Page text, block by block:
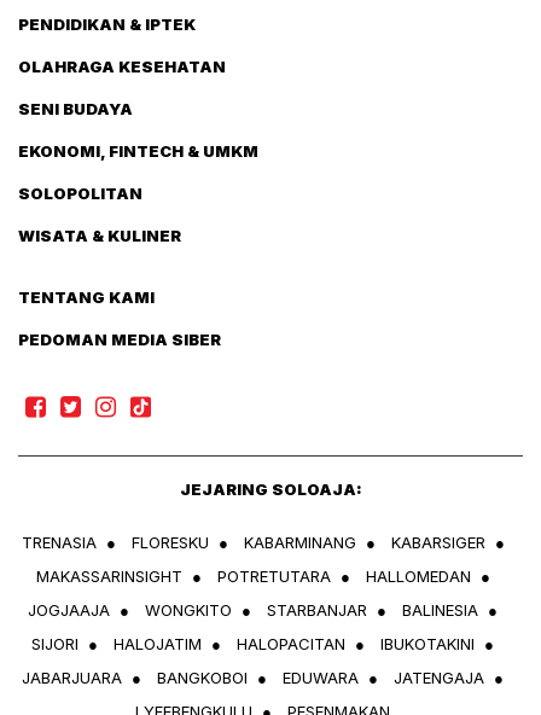
PENDIDIKAN & IPTEK
OLAHRAGA KESEHATAN
SENI BUDAYA
EKONOMI, FINTECH & UMKM
SOLOPOLITAN
WISATA & KULINER
TENTANG KAMI
PEDOMAN MEDIA SIBER
JEJARING SOLOAJA:
TRENASIA ● FLORESKU ● KABARMINANG ● KABARSIGER
●
MAKASSARINSIGHT
● POTRETUTARA ● HALLOMEDAN
●
JOGJAAJA ● WONGKITO ● STARBANJAR ● BALINESIA ●
SIJORI
● HALOJATIM ● HALOPACITAN ● IBUKOTAKINI
●
JABARJUARA ● BANGKOBOI ● EDUWARA ● JATENGAJA ●